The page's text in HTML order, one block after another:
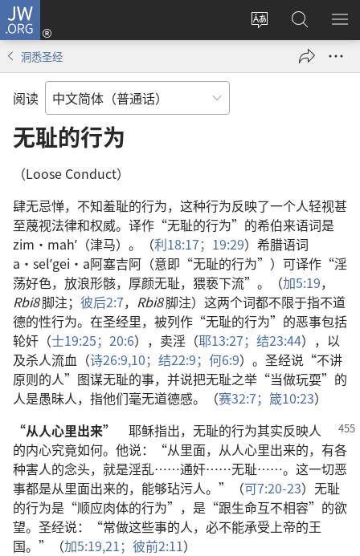
JW.ORG
更
登
录
（打
搜
索
JW.ORG
显
洞悉圣经
阅读
无耻的行为
（Loose Conduct）
肆无忌惮，不知羞耻的行为，这种行为反映了一个人轻视甚
至蔑视法律和权威。译作“无耻的行为”的希伯来语词是
zim·mahʹ（津马）。（利18:17； 19:29）希腊语词
a·selʹgei·a阿塞吉阿（意即“无耻的行为”）可译作“淫
荡好色，放浪形骸，厚颜无耻，猥亵下流”。（加5:19，
Rbi8脚注； 彼后2:7， Rbi8脚注）这两个词都不限于指不道
德的性行为。在圣经里，被列作“无耻的行为”的恶事包括
轮奸（士19:25； 20:6），卖淫（耶13:27； 结23:44），以
及杀人流血（诗26:9,10； 结22:9； 何6:9）。圣经说“不讲
原则的人”图谋无耻的事，并说把无耻之举“当做玩耍”的
人是愚昧人，指他们毫无道德感。（赛32:7； 箴10:23）
“从人心里出来”
耶稣指出，无耻的行为其实反映人
的内心究竟如何。他说：“从里面，从人心里出来的，有各
种害人的念头，就是淫乱……通奸……无耻……。这一切恶
事都是从里面出来的，能够玷污人。”（可7:20-23）无耻
的行为是“顺应肉体的行为”，是“跟生命互不相容”的欲
望。圣经说：“常做这些事的人，必不能承受上帝的王
国。”（加5:19,21； 彼前2:11）